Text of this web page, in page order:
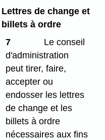
Lettres de change et
billets à ordre
7
Le conseil
d'administration
peut tirer, faire,
accepter ou
endosser les lettres
de change et les
billets à ordre
nécessaires aux fins